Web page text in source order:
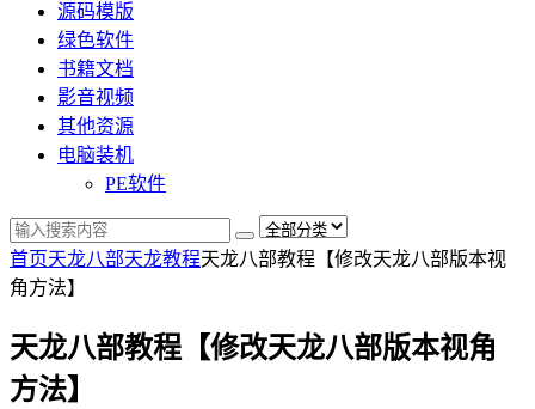
源码模版
绿色软件
书籍文档
影音视频
其他资源
电脑装机
PE软件
首页天龙八部天龙教程天龙八部教程【修改天龙八部版本视
角方法】
天龙八部教程【修改天龙八部版本视角
方法】